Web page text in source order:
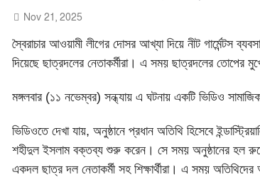
Nov 21, 2025
স্বৈরাচার আওয়ামী লীগের দোসর আখ্যা দিয়ে নীট গার্মেন্টস
দিয়েছে ছাত্রদলের নেতাকর্মীরা। এ সময় ছাত্রদলের তোপের
মঙ্গলবার (১১ নভেম্বর) সন্ধ্যায় এ ঘটনায় একটি ভিডিও
ভিডিওতে দেখা যায়, অনুষ্ঠানে প্রধান অতিথি হিসেবে
শহীদুল ইসলাম বক্তব্য শুরু করেন। সে সময় অনুষ্ঠানের হল
একদল ছাত্র দল নেতাকর্মী সহ শিক্ষার্থীরা। এ সময়